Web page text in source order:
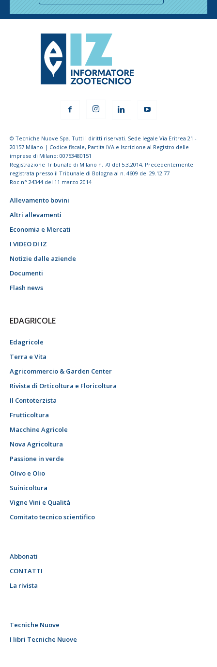
© Tecniche Nuove Spa. Tutti i diritti riservati. Sede legale Via Eritrea 21 -
20157 Milano | Codice fiscale, Partita IVA e Iscrizione al Registro delle
imprese di Milano: 00753480151
Registrazione Tribunale di Milano n. 70 del 5.3.2014. Precedentemente
registrata presso il Tribunale di Bologna al n. 4609 del 29.12.77
Roc n° 24344 del 11 marzo 2014
Allevamento bovini
Altri allevamenti
Economia e Mercati
I VIDEO DI IZ
Notizie dalle aziende
Documenti
Flash news
EDAGRICOLE
Edagricole
Terra e Vita
Agricommercio & Garden Center
Rivista di Orticoltura e Floricoltura
Il Contoterzista
Frutticoltura
Macchine Agricole
Nova Agricoltura
Passione in verde
Olivo e Olio
Suinicoltura
Vigne Vini e Qualità
Comitato tecnico scientifico
Abbonati
CONTATTI
La rivista
Tecniche Nuove
I libri Tecniche Nuove